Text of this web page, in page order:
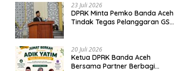
23 Juli 2026
DPRK Minta Pemko Banda Aceh
Tindak Tegas Pelanggaran GSB
20 Juli 2026
Ketua DPRK Banda Aceh
Bersama Partner Berbagi